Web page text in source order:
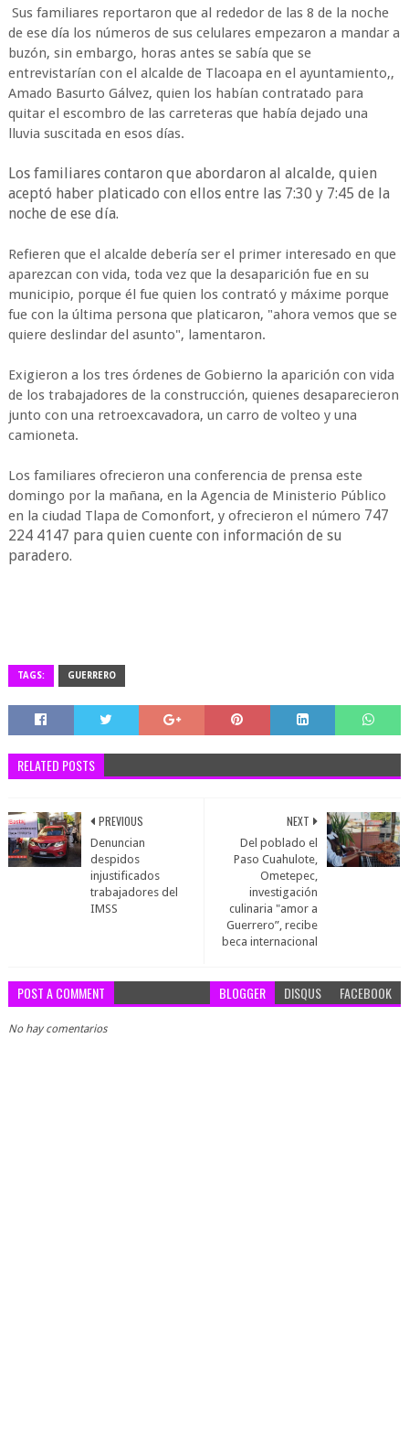
Sus familiares reportaron que al rededor de las 8 de la noche
de ese día los números de sus celulares empezaron a mandar a
buzón, sin embargo, horas antes se sabía que se
entrevistarían con el alcalde de Tlacoapa en el ayuntamiento,,
Amado Basurto Gálvez, quien los habían contratado para
quitar el escombro de las carreteras que había dejado una
lluvia suscitada en esos días.
Los familiares contaron que abordaron al alcalde, quien
aceptó haber platicado con ellos entre las 7:30 y 7:45 de la
noche de ese día.
Refieren que el alcalde debería ser el primer interesado en que
aparezcan con vida, toda vez que la desaparición fue en su
municipio, porque él fue quien los contrató y máxime porque
fue con la última persona que platicaron, "ahora vemos que se
quiere deslindar del asunto", lamentaron.
Exigieron a los tres órdenes de Gobierno la aparición con vida
de los trabajadores de la construcción, quienes desaparecieron
junto con una retroexcavadora, un carro de volteo y una
camioneta.
Los familiares ofrecieron una conferencia de prensa este
domingo por la mañana, en la Agencia de Ministerio Público
en la ciudad Tlapa de Comonfort, y ofrecieron el número 747
224 4147 para quien cuente con información de su
paradero.
TAGS: GUERRERO
RELATED POSTS
NEXT
Del poblado el
Paso Cuahulote,
Ometepec,
investigación
culinaria "amor a
Guerrero”, recibe
beca internacional
PREVIOUS
Denuncian
despidos
injustificados
trabajadores del
IMSS
POST A COMMENT BLOGGER DISQUS FACEBOOK
No hay comentarios